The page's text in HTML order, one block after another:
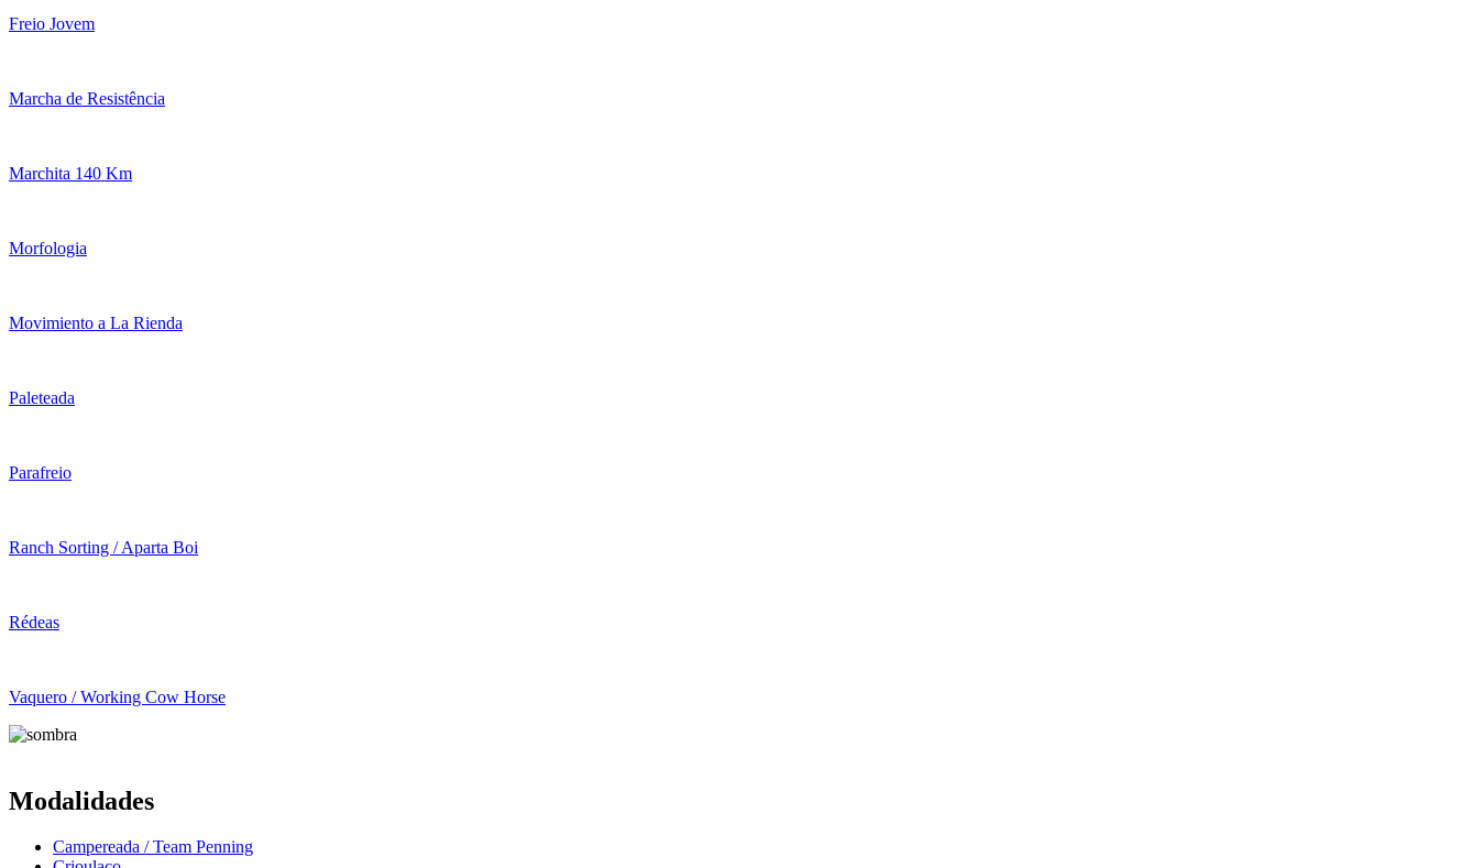
Freio Jovem
Marcha de Resistência
Marchita 140 Km
Morfologia
Movimiento a La Rienda
Paleteada
Parafreio
Ranch Sorting / Aparta Boi
Rédeas
Vaquero / Working Cow Horse
Modalidades
Campereada / Team Penning